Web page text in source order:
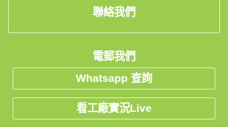
FB Inbox 索取免費設計圖:: https://m.me/hohomehk/
🖥️網站: https://hohomehk.com
🏢傢俬陳列室: 沙田石門京瑞廣場1期12K室
👆馬鐡線石門站C出行步行1分鐘，到1期商場直上兩條扶
手電梯，到辦公室電梯大堂，到12樓右轉
聯絡我們
電郵我們
Whatsapp 查詢
看工廠實況Live